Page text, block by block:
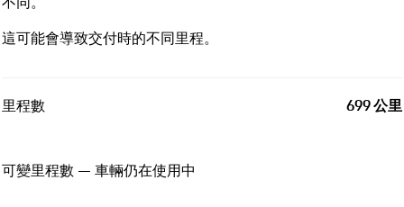
這可能會導致交付時的不同里程。
里程數 699 公里
可變里程數 — 車輛仍在使用中